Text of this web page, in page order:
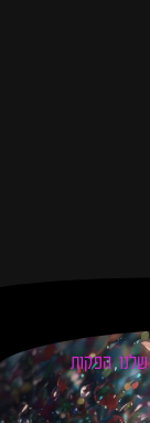
,הפקות